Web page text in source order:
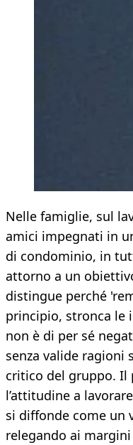
Nelle famiglie, sul
amici impegnati in
di condominio, in
attorno a un
distingue perché
principio, stronca le
non è di per sé
senza valide ragioni
critico del gruppo. Il
l’attitudine a
si diffonde come un
relegando ai